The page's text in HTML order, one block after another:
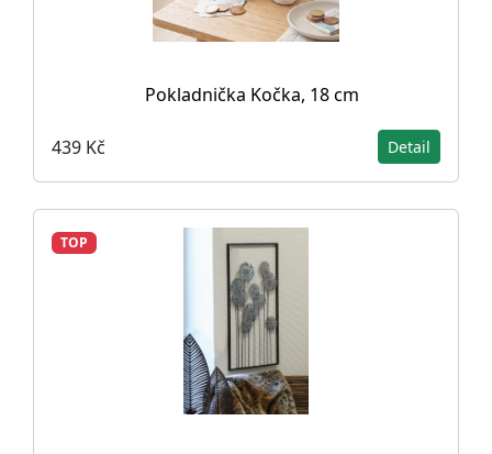
Pokladnička Kočka, 18 cm
439 Kč Detail
TOP